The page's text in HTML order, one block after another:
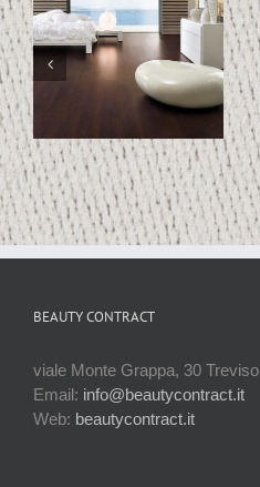
ROVERE
TEMP
BEAUTY CONTRACT
viale Monte Grappa, 30 Treviso
Email: info@beautycontract.it
Web: beautycontract.it